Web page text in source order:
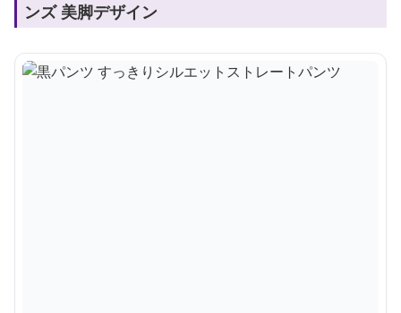
ンズ 美脚デザイン